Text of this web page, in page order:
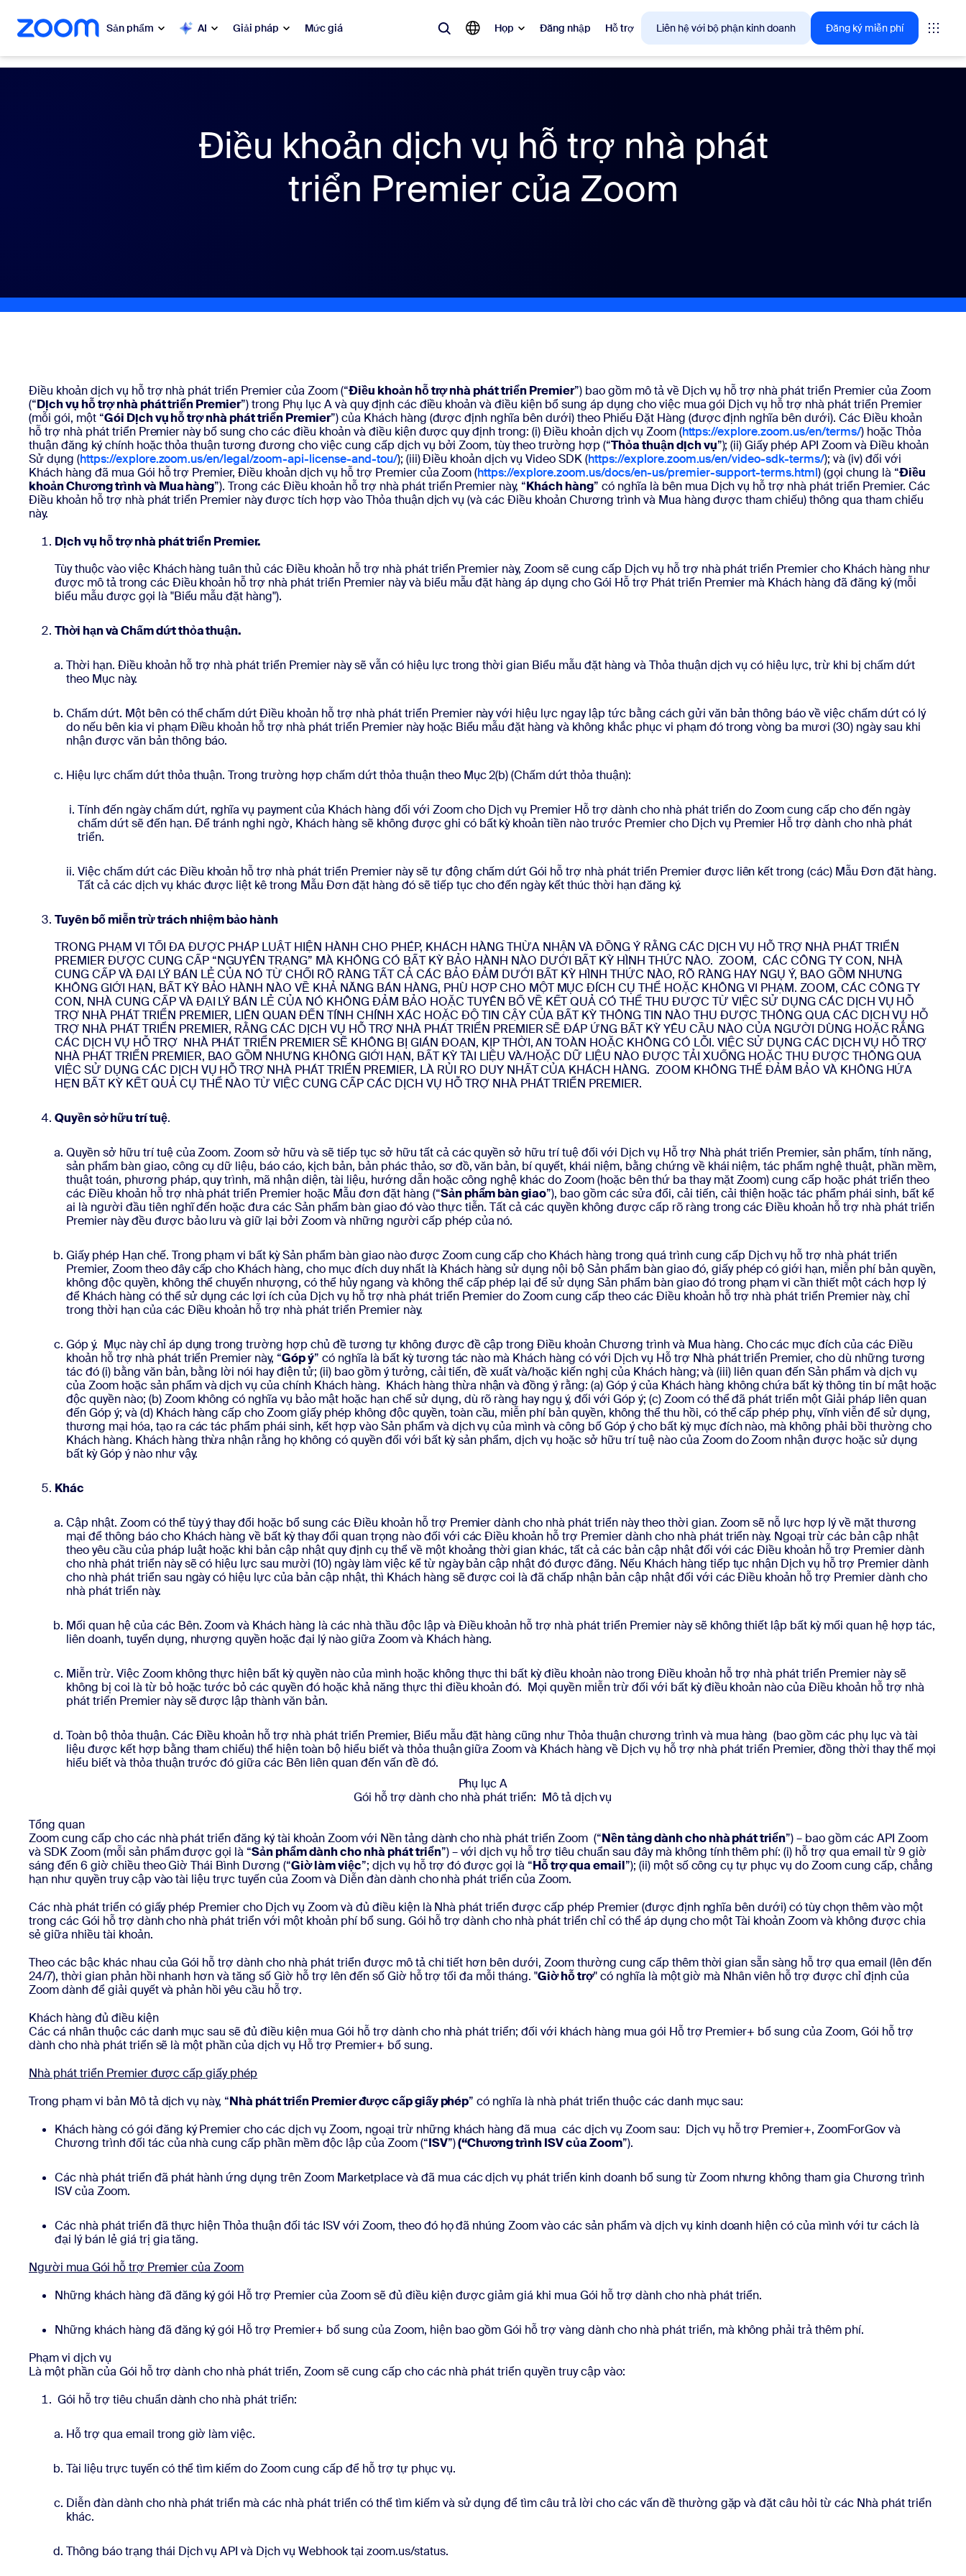
đến nội dung chính
trò chuyện trợ giúpSản phẩm AI Giải pháp Mức giá Họp Đăng nhập Hỗ trợ Liên hệ với bộ phận kinh doanh Đăng ký miễn phí
My Notes Meetings
ZoomMate Rooms
Cài đặt trên máy tính
Trung tâm tải xuống+1.888.799.9666 /+1.888.303.1012
Điều khoản dịch vụ hỗ trợ nhà phát
triển Premier của Zoom
Điều khoản dịch vụ hỗ trợ nhà phát triển Premier của Zoom (“Điều khoản hỗ trợ nhà phát triển Premier”) bao gồm mô tả về Dịch vụ hỗ trợ nhà phát triển Premier của Zoom
(“Dịch vụ hỗ trợ nhà phát triển Premier”) trong Phụ lục A và quy định các điều khoản và điều kiện bổ sung áp dụng cho việc mua gói Dịch vụ hỗ trợ nhà phát triển Premier
(mỗi gói, một “Gói Dịch vụ hỗ trợ nhà phát triển Premier”) của Khách hàng (được định nghĩa bên dưới) theo Phiếu Đặt Hàng (được định nghĩa bên dưới). Các Điều khoản
hỗ trợ nhà phát triển Premier này bổ sung cho các điều khoản và điều kiện được quy định trong: (i) Điều khoản dịch vụ Zoom (https://explore.zoom.us/en/terms/) hoặc Thỏa
thuận đăng ký chính hoặc thỏa thuận tương đương cho việc cung cấp dịch vụ bởi Zoom, tùy theo trường hợp (“Thỏa thuận dịch vụ”); (ii) Giấy phép API Zoom và Điều khoản
Sử dụng (https://explore.zoom.us/en/legal/zoom-api-license-and-tou/); (iii) Điều khoản dịch vụ Video SDK (https://explore.zoom.us/en/video-sdk-terms/); và (iv) đối với
Khách hàng đã mua Gói hỗ trợ Premier, Điều khoản dịch vụ hỗ trợ Premier của Zoom (https://explore.zoom.us/docs/en-us/premier-support-terms.html) (gọi chung là “Điều
khoản Chương trình và Mua hàng”). Trong các Điều khoản hỗ trợ nhà phát triển Premier này, “Khách hàng” có nghĩa là bên mua Dịch vụ hỗ trợ nhà phát triển Premier. Các
Điều khoản hỗ trợ nhà phát triển Premier này được tích hợp vào Thỏa thuận dịch vụ (và các Điều khoản Chương trình và Mua hàng được tham chiếu) thông qua tham chiếu
này.
Dịch vụ hỗ trợ nhà phát triển Premier.
Tùy thuộc vào việc Khách hàng tuân thủ các Điều khoản hỗ trợ nhà phát triển Premier này, Zoom sẽ cung cấp Dịch vụ hỗ trợ nhà phát triển Premier cho Khách hàng như
được mô tả trong các Điều khoản hỗ trợ nhà phát triển Premier này và biểu mẫu đặt hàng áp dụng cho Gói Hỗ trợ Phát triển Premier mà Khách hàng đã đăng ký (mỗi
biểu mẫu được gọi là "Biểu mẫu đặt hàng").
Thời hạn và Chấm dứt thỏa thuận.
Thời hạn. Điều khoản hỗ trợ nhà phát triển Premier này sẽ vẫn có hiệu lực trong thời gian Biểu mẫu đặt hàng và Thỏa thuận dịch vụ có hiệu lực, trừ khi bị chấm dứt
theo Mục này.
Chấm dứt. Một bên có thể chấm dứt Điều khoản hỗ trợ nhà phát triển Premier này với hiệu lực ngay lập tức bằng cách gửi văn bản thông báo về việc chấm dứt có lý
do nếu bên kia vi phạm Điều khoản hỗ trợ nhà phát triển Premier này hoặc Biểu mẫu đặt hàng và không khắc phục vi phạm đó trong vòng ba mươi (30) ngày sau khi
nhận được văn bản thông báo.
Hiệu lực chấm dứt thỏa thuận. Trong trường hợp chấm dứt thỏa thuận theo Mục 2(b) (Chấm dứt thỏa thuận):
Tính đến ngày chấm dứt, nghĩa vụ payment của Khách hàng đối với Zoom cho Dịch vụ Premier Hỗ trợ dành cho nhà phát triển do Zoom cung cấp cho đến ngày
chấm dứt sẽ đến hạn. Để tránh nghi ngờ, Khách hàng sẽ không được ghi có bất kỳ khoản tiền nào trước Premier cho Dịch vụ Premier Hỗ trợ dành cho nhà phát
triển.
Việc chấm dứt các Điều khoản hỗ trợ nhà phát triển Premier này sẽ tự động chấm dứt Gói hỗ trợ nhà phát triển Premier được liên kết trong (các) Mẫu Đơn đặt hàng.
Tất cả các dịch vụ khác được liệt kê trong Mẫu Đơn đặt hàng đó sẽ tiếp tục cho đến ngày kết thúc thời hạn đăng ký.
Tuyên bố miễn trừ trách nhiệm bảo hành
TRONG PHẠM VI TỐI ĐA ĐƯỢC PHÁP LUẬT HIỆN HÀNH CHO PHÉP, KHÁCH HÀNG THỪA NHẬN VÀ ĐỒNG Ý RẰNG CÁC DỊCH VỤ HỖ TRỢ NHÀ PHÁT TRIỂN
PREMIER ĐƯỢC CUNG CẤP “NGUYÊN TRẠNG” MÀ KHÔNG CÓ BẤT KỲ BẢO HÀNH NÀO DƯỚI BẤT KỲ HÌNH THỨC NÀO. ZOOM, CÁC CÔNG TY CON, NHÀ
CUNG CẤP VÀ ĐẠI LÝ BÁN LẺ CỦA NÓ TỪ CHỐI RÕ RÀNG TẤT CẢ CÁC BẢO ĐẢM DƯỚI BẤT KỲ HÌNH THỨC NÀO, RÕ RÀNG HAY NGỤ Ý, BAO GỒM NHƯNG
KHÔNG GIỚI HẠN, BẤT KỲ BẢO HÀNH NÀO VỀ KHẢ NĂNG BÁN HÀNG, PHÙ HỢP CHO MỘT MỤC ĐÍCH CỤ THỂ HOẶC KHÔNG VI PHẠM. ZOOM, CÁC CÔNG TY
CON, NHÀ CUNG CẤP VÀ ĐẠI LÝ BÁN LẺ CỦA NÓ KHÔNG ĐẢM BẢO HOẶC TUYÊN BỐ VỀ KẾT QUẢ CÓ THỂ THU ĐƯỢC TỪ VIỆC SỬ DỤNG CÁC DỊCH VỤ HỖ
TRỢ NHÀ PHÁT TRIỂN PREMIER, LIÊN QUAN ĐẾN TÍNH CHÍNH XÁC HOẶC ĐỘ TIN CẬY CỦA BẤT KỲ THÔNG TIN NÀO THU ĐƯỢC THÔNG QUA CÁC DỊCH VỤ HỖ
TRỢ NHÀ PHÁT TRIỂN PREMIER, RẰNG CÁC DỊCH VỤ HỖ TRỢ NHÀ PHÁT TRIỂN PREMIER SẼ ĐÁP ỨNG BẤT KỲ YÊU CẦU NÀO CỦA NGƯỜI DÙNG HOẶC RẰNG
CÁC DỊCH VỤ HỖ TRỢ NHÀ PHÁT TRIỂN PREMIER SẼ KHÔNG BỊ GIÁN ĐOẠN, KỊP THỜI, AN TOÀN HOẶC KHÔNG CÓ LỖI. VIỆC SỬ DỤNG CÁC DỊCH VỤ HỖ TRỢ
NHÀ PHÁT TRIỂN PREMIER, BAO GỒM NHƯNG KHÔNG GIỚI HẠN, BẤT KỲ TÀI LIỆU VÀ/HOẶC DỮ LIỆU NÀO ĐƯỢC TẢI XUỐNG HOẶC THU ĐƯỢC THÔNG QUA
VIỆC SỬ DỤNG CÁC DỊCH VỤ HỖ TRỢ NHÀ PHÁT TRIỂN PREMIER, LÀ RỦI RO DUY NHẤT CỦA KHÁCH HÀNG. ZOOM KHÔNG THỂ ĐẢM BẢO VÀ KHÔNG HỨA
HẸN BẤT KỲ KẾT QUẢ CỤ THỂ NÀO TỪ VIỆC CUNG CẤP CÁC DỊCH VỤ HỖ TRỢ NHÀ PHÁT TRIỂN PREMIER.
Quyền sở hữu trí tuệ.
Quyền sở hữu trí tuệ của Zoom. Zoom sở hữu và sẽ tiếp tục sở hữu tất cả các quyền sở hữu trí tuệ đối với Dịch vụ Hỗ trợ Nhà phát triển Premier, sản phẩm, tính năng,
sản phẩm bàn giao, công cụ dữ liệu, báo cáo, kịch bản, bản phác thảo, sơ đồ, văn bản, bí quyết, khái niệm, bằng chứng về khái niệm, tác phẩm nghệ thuật, phần mềm,
thuật toán, phương pháp, quy trình, mã nhận diện, tài liệu, hướng dẫn hoặc công nghệ khác do Zoom (hoặc bên thứ ba thay mặt Zoom) cung cấp hoặc phát triển theo
các Điều khoản hỗ trợ nhà phát triển Premier hoặc Mẫu đơn đặt hàng (“Sản phẩm bàn giao”), bao gồm các sửa đổi, cải tiến, cải thiện hoặc tác phẩm phái sinh, bất kể
ai là người đầu tiên nghĩ đến hoặc đưa các Sản phẩm bàn giao đó vào thực tiễn. Tất cả các quyền không được cấp rõ ràng trong các Điều khoản hỗ trợ nhà phát triển
Premier này đều được bảo lưu và giữ lại bởi Zoom và những người cấp phép của nó.
Giấy phép Hạn chế. Trong phạm vi bất kỳ Sản phẩm bàn giao nào được Zoom cung cấp cho Khách hàng trong quá trình cung cấp Dịch vụ hỗ trợ nhà phát triển
Premier, Zoom theo đây cấp cho Khách hàng, cho mục đích duy nhất là Khách hàng sử dụng nội bộ Sản phẩm bàn giao đó, giấy phép có giới hạn, miễn phí bản quyền,
không độc quyền, không thể chuyển nhượng, có thể hủy ngang và không thể cấp phép lại để sử dụng Sản phẩm bàn giao đó trong phạm vi cần thiết một cách hợp lý
để Khách hàng có thể sử dụng các lợi ích của Dịch vụ hỗ trợ nhà phát triển Premier do Zoom cung cấp theo các Điều khoản hỗ trợ nhà phát triển Premier này, chỉ
trong thời hạn của các Điều khoản hỗ trợ nhà phát triển Premier này.
Góp ý. Mục này chỉ áp dụng trong trường hợp chủ đề tương tự không được đề cập trong Điều khoản Chương trình và Mua hàng. Cho các mục đích của các Điều
khoản hỗ trợ nhà phát triển Premier này, “Góp ý” có nghĩa là bất kỳ tương tác nào mà Khách hàng có với Dịch vụ Hỗ trợ Nhà phát triển Premier, cho dù những tương
tác đó (i) bằng văn bản, bằng lời nói hay điện tử; (ii) bao gồm ý tưởng, cải tiến, đề xuất và/hoặc kiến nghị của Khách hàng; và (iii) liên quan đến Sản phẩm và dịch vụ
của Zoom hoặc sản phẩm và dịch vụ của chính Khách hàng. Khách hàng thừa nhận và đồng ý rằng: (a) Góp ý của Khách hàng không chứa bất kỳ thông tin bí mật hoặc
độc quyền nào; (b) Zoom không có nghĩa vụ bảo mật hoặc hạn chế sử dụng, dù rõ ràng hay ngụ ý, đối với Góp ý; (c) Zoom có thể đã phát triển một Giải pháp liên quan
đến Góp ý; và (d) Khách hàng cấp cho Zoom giấy phép không độc quyền, toàn cầu, miễn phí bản quyền, không thể thu hồi, có thể cấp phép phụ, vĩnh viễn để sử dụng,
thương mại hóa, tạo ra các tác phẩm phái sinh, kết hợp vào Sản phẩm và dịch vụ của mình và công bố Góp ý cho bất kỳ mục đích nào, mà không phải bồi thường cho
Khách hàng. Khách hàng thừa nhận rằng họ không có quyền đối với bất kỳ sản phẩm, dịch vụ hoặc sở hữu trí tuệ nào của Zoom do Zoom nhận được hoặc sử dụng
bất kỳ Góp ý nào như vậy.
Khác
Cập nhật. Zoom có thể tùy ý thay đổi hoặc bổ sung các Điều khoản hỗ trợ Premier dành cho nhà phát triển này theo thời gian. Zoom sẽ nỗ lực hợp lý về mặt thương
mại để thông báo cho Khách hàng về bất kỳ thay đổi quan trọng nào đối với các Điều khoản hỗ trợ Premier dành cho nhà phát triển này. Ngoại trừ các bản cập nhật
theo yêu cầu của pháp luật hoặc khi bản cập nhật quy định cụ thể về một khoảng thời gian khác, tất cả các bản cập nhật đối với các Điều khoản hỗ trợ Premier dành
cho nhà phát triển này sẽ có hiệu lực sau mười (10) ngày làm việc kể từ ngày bản cập nhật đó được đăng. Nếu Khách hàng tiếp tục nhận Dịch vụ hỗ trợ Premier dành
cho nhà phát triển sau ngày có hiệu lực của bản cập nhật, thì Khách hàng sẽ được coi là đã chấp nhận bản cập nhật đối với các Điều khoản hỗ trợ Premier dành cho
nhà phát triển này.
Mối quan hệ của các Bên. Zoom và Khách hàng là các nhà thầu độc lập và Điều khoản hỗ trợ nhà phát triển Premier này sẽ không thiết lập bất kỳ mối quan hệ hợp tác,
liên doanh, tuyển dụng, nhượng quyền hoặc đại lý nào giữa Zoom và Khách hàng.
Miễn trừ. Việc Zoom không thực hiện bất kỳ quyền nào của mình hoặc không thực thi bất kỳ điều khoản nào trong Điều khoản hỗ trợ nhà phát triển Premier này sẽ
không bị coi là từ bỏ hoặc tước bỏ các quyền đó hoặc khả năng thực thi điều khoản đó. Mọi quyền miễn trừ đối với bất kỳ điều khoản nào của Điều khoản hỗ trợ nhà
phát triển Premier này sẽ được lập thành văn bản.
Toàn bộ thỏa thuận. Các Điều khoản hỗ trợ nhà phát triển Premier, Biểu mẫu đặt hàng cũng như Thỏa thuận chương trình và mua hàng (bao gồm các phụ lục và tài
liệu được kết hợp bằng tham chiếu) thể hiện toàn bộ hiểu biết và thỏa thuận giữa Zoom và Khách hàng về Dịch vụ hỗ trợ nhà phát triển Premier, đồng thời thay thế mọi
hiểu biết và thỏa thuận trước đó giữa các Bên liên quan đến vấn đề đó.
Phụ lục A
Gói hỗ trợ dành cho nhà phát triển: Mô tả dịch vụ
Tổng quan
Zoom cung cấp cho các nhà phát triển đăng ký tài khoản Zoom với Nền tảng dành cho nhà phát triển Zoom (“Nền tảng dành cho nhà phát triển”) – bao gồm các API Zoom
và SDK Zoom (mỗi sản phẩm được gọi là “Sản phẩm dành cho nhà phát triển”) – với dịch vụ hỗ trợ tiêu chuẩn sau đây mà không tính thêm phí: (i) hỗ trợ qua email từ 9 giờ
sáng đến 6 giờ chiều theo Giờ Thái Bình Dương (“Giờ làm việc”; dịch vụ hỗ trợ đó được gọi là “Hỗ trợ qua email”); (ii) một số công cụ tự phục vụ do Zoom cung cấp, chẳng
hạn như quyền truy cập vào tài liệu trực tuyến của Zoom và Diễn đàn dành cho nhà phát triển của Zoom.
Các nhà phát triển có giấy phép Premier cho Dịch vụ Zoom và đủ điều kiện là Nhà phát triển được cấp phép Premier (được định nghĩa bên dưới) có tùy chọn thêm vào một
trong các Gói hỗ trợ dành cho nhà phát triển với một khoản phí bổ sung. Gói hỗ trợ dành cho nhà phát triển chỉ có thể áp dụng cho một Tài khoản Zoom và không được chia
sẻ giữa nhiều tài khoản.
Theo các bậc khác nhau của Gói hỗ trợ dành cho nhà phát triển được mô tả chi tiết hơn bên dưới, Zoom thường cung cấp thêm thời gian sẵn sàng hỗ trợ qua email (lên đến
24/7), thời gian phản hồi nhanh hơn và tăng số Giờ hỗ trợ lên đến số Giờ hỗ trợ tối đa mỗi tháng. "Giờ hỗ trợ" có nghĩa là một giờ mà Nhân viên hỗ trợ được chỉ định của
Zoom dành để giải quyết và phản hồi yêu cầu hỗ trợ.
Khách hàng đủ điều kiện
Các cá nhân thuộc các danh mục sau sẽ đủ điều kiện mua Gói hỗ trợ dành cho nhà phát triển; đối với khách hàng mua gói Hỗ trợ Premier+ bổ sung của Zoom, Gói hỗ trợ
dành cho nhà phát triển sẽ là một phần của dịch vụ Hỗ trợ Premier+ bổ sung.
Nhà phát triển Premier được cấp giấy phép
Trong phạm vi bản Mô tả dịch vụ này, “Nhà phát triển Premier được cấp giấy phép” có nghĩa là nhà phát triển thuộc các danh mục sau:
Khách hàng có gói đăng ký Premier cho các dịch vụ Zoom, ngoại trừ những khách hàng đã mua các dịch vụ Zoom sau: Dịch vụ hỗ trợ Premier+, ZoomForGov và
Chương trình đối tác của nhà cung cấp phần mềm độc lập của Zoom (“ISV”)(“Chương trình ISV của Zoom”).
Các nhà phát triển đã phát hành ứng dụng trên Zoom Marketplace và đã mua các dịch vụ phát triển kinh doanh bổ sung từ Zoom nhưng không tham gia Chương trình
ISV của Zoom.
Các nhà phát triển đã thực hiện Thỏa thuận đối tác ISV với Zoom, theo đó họ đã nhúng Zoom vào các sản phẩm và dịch vụ kinh doanh hiện có của mình với tư cách là
đại lý bán lẻ giá trị gia tăng.
Người mua Gói hỗ trợ Premier của Zoom
Những khách hàng đã đăng ký gói Hỗ trợ Premier của Zoom sẽ đủ điều kiện được giảm giá khi mua Gói hỗ trợ dành cho nhà phát triển.
Những khách hàng đã đăng ký gói Hỗ trợ Premier+ bổ sung của Zoom, hiện bao gồm Gói hỗ trợ vàng dành cho nhà phát triển, mà không phải trả thêm phí.
Phạm vi dịch vụ
Là một phần của Gói hỗ trợ dành cho nhà phát triển, Zoom sẽ cung cấp cho các nhà phát triển quyền truy cập vào:
Gói hỗ trợ tiêu chuẩn dành cho nhà phát triển:
Hỗ trợ qua email trong giờ làm việc.
Tài liệu trực tuyến có thể tìm kiếm do Zoom cung cấp để hỗ trợ tự phục vụ.
Diễn đàn dành cho nhà phát triển mà các nhà phát triển có thể tìm kiếm và sử dụng để tìm câu trả lời cho các vấn đề thường gặp và đặt câu hỏi từ các Nhà phát triển
khác.
Thông báo trạng thái Dịch vụ API và Dịch vụ Webhook tại zoom.us/status.